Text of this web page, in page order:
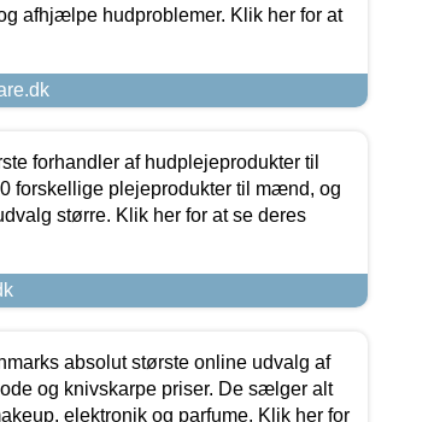
afhjælpe hudproblemer. Klik her for at
forhandler af hudplejeprodukter til
forskellige plejeprodukter til mænd, og
større. Klik her for at se deres
absolut største online udvalg af
og knivskarpe priser. De sælger alt
elektronik og parfume. Klik her for